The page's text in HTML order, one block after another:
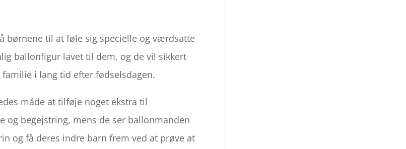
børnene til at føle sig specielle og værdsatte
ballonfigur lavet til dem, og de vil sikkert
i lang tid efter fødselsdagen.
måde at tilføje noget ekstra til
og begejstring, mens de ser ballonmanden
og få deres indre barn frem ved at prøve at